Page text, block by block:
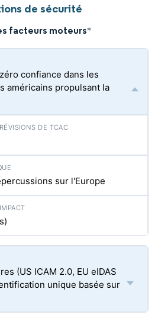
de sécurité
facteurs moteurs*
confiance dans les
américains propulsant la
sur l'Europe
(US ICAM 2.0, EU eIDAS
unique basée sur